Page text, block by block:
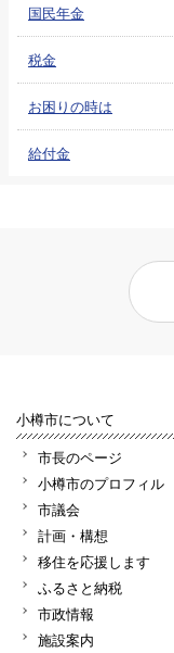
国民年金
税金
お困りの時は
給付金
小樽市について
市長のページ
小樽市のプロフィル
市議会
計画・構想
移住を応援します
ふるさと納税
市政情報
施設案内